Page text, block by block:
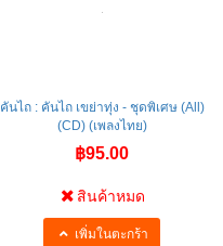
คันไถ : คันไถ เขย่าทุ่ง - ชุดพิเศษ (All)
(CD) (เพลงไทย)
฿95.00
สินค้าหมด
เพิ่มในตะกร้า